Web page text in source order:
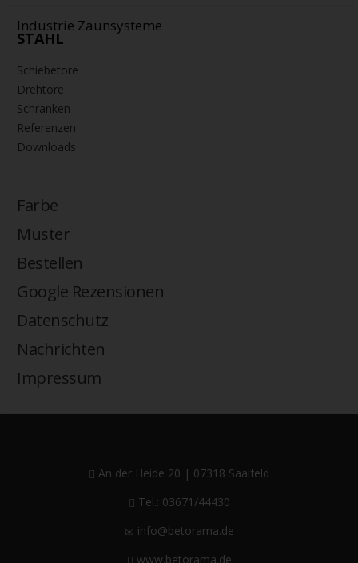
Industrie Zaunsysteme
STAHL
Schiebetore
Drehtore
Schranken
Referenzen
Downloads
Farbe
Muster
Bestellen
Google Rezensionen
Datenschutz
Nachrichten
Impressum
An der Heide 20 | 07318 Saalfeld
Tel.: 03671/44430
info@betorama.de
www.betorama.de